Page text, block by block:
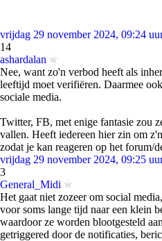
vrijdag 29 november 2024, 09:24
14
ashardalan
Nee, want zo'n verbod heeft als
leeftijd moet verifiëren. Daarmee
sociale media.
Twitter, FB, met enige fantasie zou
vallen. Heeft iedereen hier zin om
zodat je kan reageren op het forum/
vrijdag 29 november 2024, 09:25
3
General_Midi
Het gaat niet zozeer om social
voor soms lange tijd naar een klein
waardoor ze worden blootgesteld
getriggered door de notificaties,